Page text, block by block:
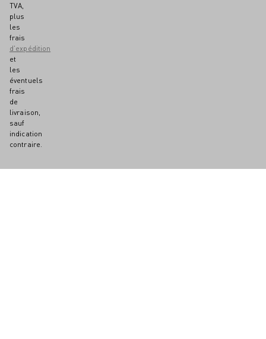
TVA,
plus
les
frais
d'expédition
et
les
éventuels
frais
de
livraison,
sauf
indication
contraire.